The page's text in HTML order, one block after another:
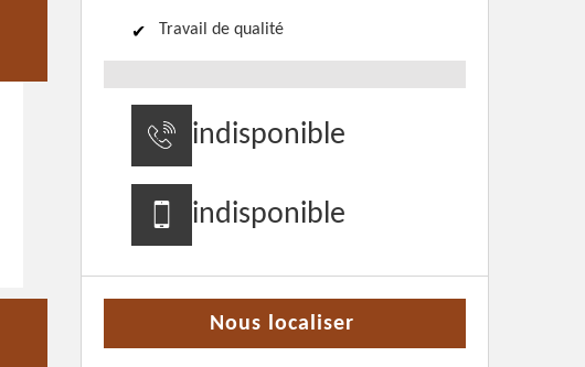
Travail de qualité
indisponible
indisponible
Nous localiser